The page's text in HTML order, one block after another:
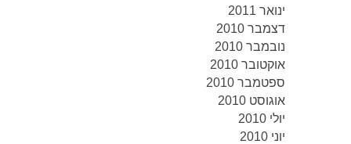
ינואר 2011
דצמבר 2010
נובמבר 2010
אוקטובר 2010
ספטמבר 2010
אוגוסט 2010
יולי 2010
יוני 2010